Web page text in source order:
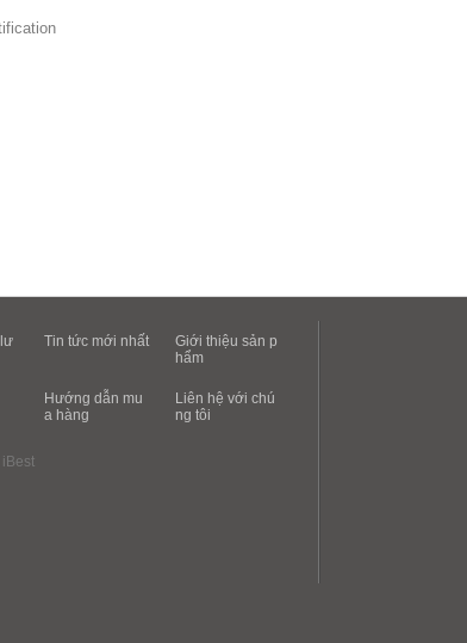
Tin tức mới nhất
Giới thiệu sản p
hẩm
Hướng dẫn mu
a hàng
Liên hệ với chú
ng tôi
iBest